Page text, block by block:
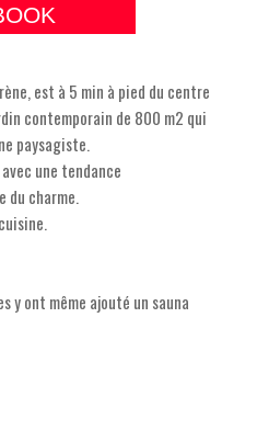
est à 5 min à pied du centre
contemporain de 800 m2 qui
paysagiste.
une tendance
du charme.
y ont même ajouté un sauna